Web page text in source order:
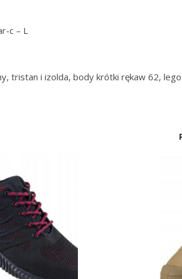
c – L
tristan i izolda, body krótki rękaw 62,